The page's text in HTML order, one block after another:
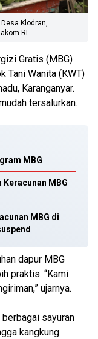
Klodran,
RI
Gratis (MBG)
Tani Wanita (KWT)
Karanganyar.
tersalurkan.
MBG
Keracunan MBG
MBG di
dapur MBG
praktis. “Kami
ujarnya.
sayuran
kangkung.